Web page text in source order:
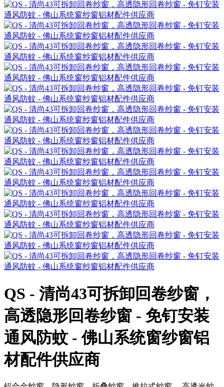
QS - 清尚43可拆卸回卷纱窗，
高透隐形回卷纱窗 - 免钉安装
通风防蚊 - 佛山系统窗纱窗铝
材配件供应商